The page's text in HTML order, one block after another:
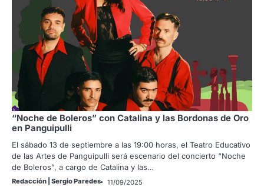
“Noche de Boleros” con Catalina y las Bordonas de Oro
en Panguipulli
El sábado 13 de septiembre a las 19:00 horas, el Teatro Educativo
de las Artes de Panguipulli será escenario del concierto “Noche
de Boleros”, a cargo de Catalina y las…
Redacción | Sergio Paredes 11/09/2025